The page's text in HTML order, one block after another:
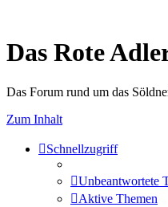
Das Rote
Das Forum rund um das
Zum Inhalt
Schnellzugriff
Unbeantwortete
Aktive Themen